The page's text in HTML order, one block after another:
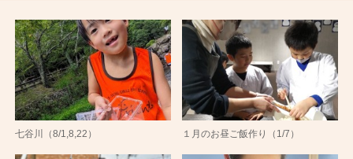
七谷川（8/1,8,22） １月のお昼ご飯作り（1/7）